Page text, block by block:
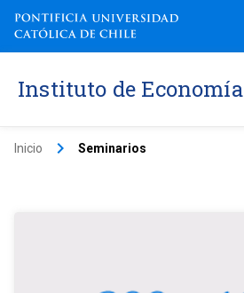
Instituto de Economía
Inicio keyboard_arrow_right Seminarios